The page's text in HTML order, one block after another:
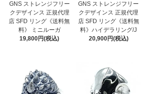
GNS ストレンジフリー
クデザインス 正規代理
店 SFD リング《送料無
料》 ミニルーガ
19,800円(税込)
GNS ストレンジフリー
クデザインス 正規代理
店 SFD リング《送料無
料》ハイデラリング/J
20,900円(税込)